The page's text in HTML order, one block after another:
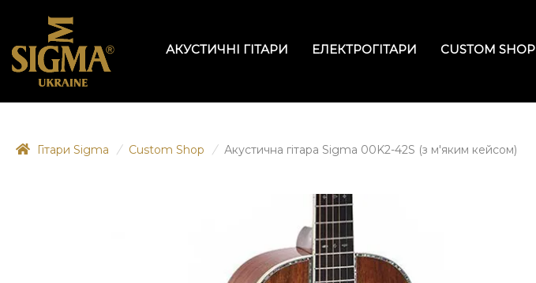
АКУСТИЧНІ ГІТАРИ ЕЛЕКТРОГІТАРИ CUSTOM SHOP
Гітари Sigma / Custom Shop / Акустична гітара Sigma 00K2-42S (з м'яким кейсом)